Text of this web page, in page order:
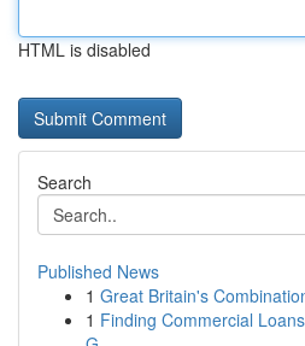
HTML is disabled
Search
Published News
1 Great Britain's
1 Finding Commercial